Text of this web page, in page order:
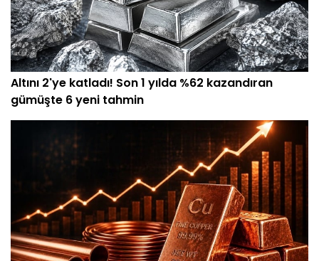
Altını 2'ye katladı! Son 1 yılda %62 kazandıran
gümüşte 6 yeni tahmin